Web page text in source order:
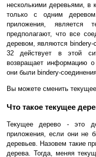
несколькими деревьями, в
только с одним
приложения, является
предполагают, что все
деревом, являются
32 действует в этой
возвращает информацию
они были bindery-
Вы можете сменить
Что такое текущее
Текущее дерево - это
приложения, если они не
деревьев. Назовем такие
дерева. Тогда, меняя